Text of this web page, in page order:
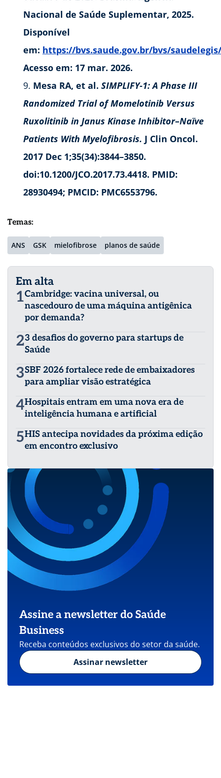
Nacional de Saúde Suplementar, 2025.
Disponível
em: https://bvs.saude.gov.br/bvs/saudelegis/
Acesso em: 17 mar. 2026.
Mesa RA, et al. SIMPLIFY-1: A Phase III
Randomized Trial of Momelotinib Versus
Ruxolitinib in Janus Kinase Inhibitor–Naïve
Patients With Myelofibrosis. J Clin Oncol.
2017 Dec 1;35(34):3844–3850.
doi:10.1200/JCO.2017.73.4418. PMID:
28930494; PMCID: PMC6553796.
Temas:
ANS GSK mielofibrose planos de saúde
Em alta
1Cambridge: vacina universal, ou
nascedouro de uma máquina antigênica
por demanda?
23 desafios do governo para startups de
Saúde
3SBF 2026 fortalece rede de embaixadores
para ampliar visão estratégica
4Hospitais entram em uma nova era de
inteligência humana e artificial
5HIS antecipa novidades da próxima edição
em encontro exclusivo
Assine a newsletter do Saúde
Business
Receba conteúdos exclusivos do setor da saúde.
Assinar newsletter